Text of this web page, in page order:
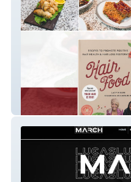
Hair Food Book Website